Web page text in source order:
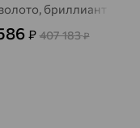
бриллиант
₽ 407 183₽